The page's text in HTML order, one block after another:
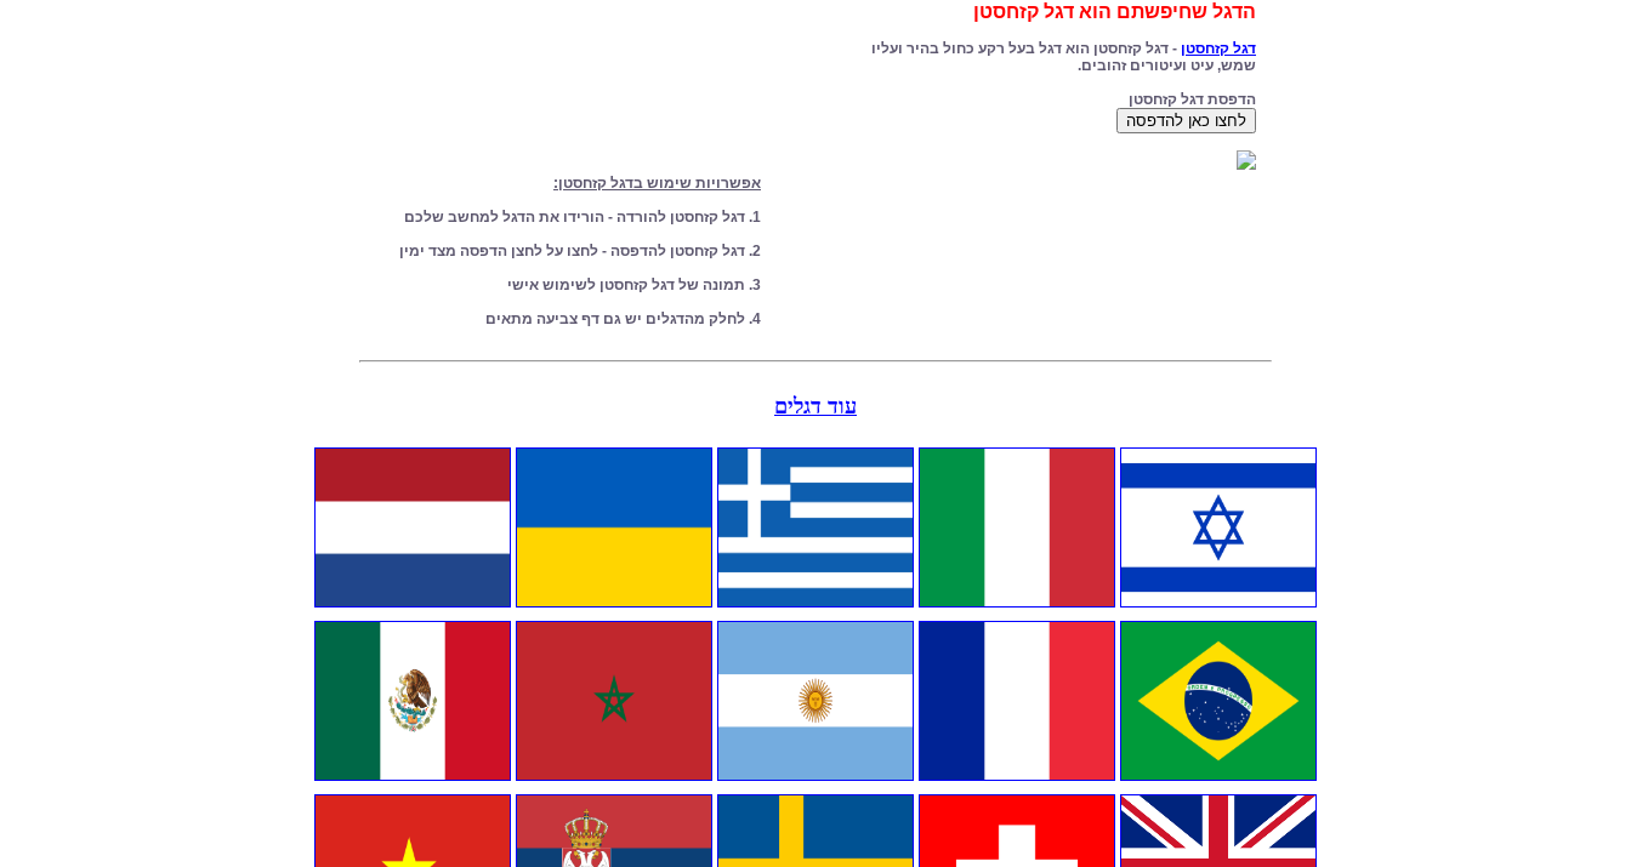
הדגל שחיפשתם הוא דגל קזחסטן
דגל קזחסטן - דגל קזחסטן הוא דגל בעל רקע כחול בהיר ועליו
שמש, עיט ועיטורים זהובים.
הדפסת דגל קזחסטן
לחצו כאן להדפסה
אפשרויות שימוש בדגל קזחסטן:
1. דגל קזחסטן להורדה - הורידו את הדגל למחשב שלכם
2. דגל קזחסטן להדפסה - לחצו על לחצן הדפסה מצד ימין
3. תמונה של דגל קזחסטן לשימוש אישי
4. לחלק מהדגלים יש גם דף צביעה מתאים
עוד דגלים